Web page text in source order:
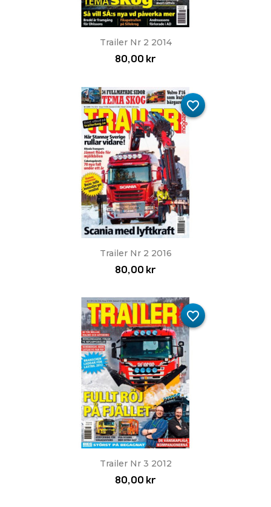
Trailer Nr 2 2014
80,00 kr
Trailer Nr 2 2016
80,00 kr
favorite_border
Trailer Nr 3 2012
80,00 kr
favorite_border